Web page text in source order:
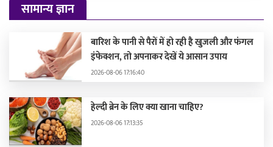
सामान्य ज्ञान
बारिश के पानी से पैरों में हो रही है खुजली और फंगल
इंफेक्शन, तो अपनाकर देखें ये आसान उपाय
2026-08-06 17:16:40
हेल्दी ब्रेन के लिए क्या खाना चाहिए?
2026-08-06 17:13:35